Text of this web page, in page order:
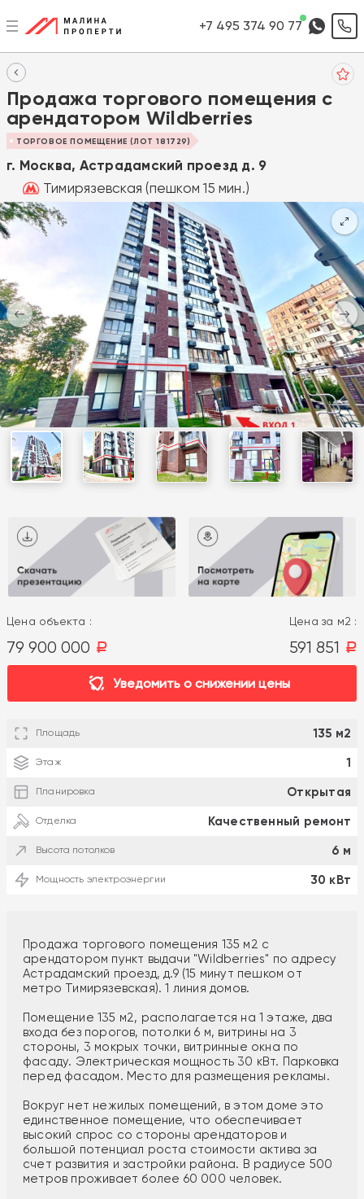
+7 495 374 90 77
Продажа торгового помещения с
арендатором Wildberries
ТОРГОВОЕ ПОМЕЩЕНИЕ (ЛОТ 181729)
г. Москва, Астрадамский проезд д. 9
Тимирязевская (пешком 15 мин.)
Цена объекта :
79 900 000 a
Цена за м2 :
591 851 a
Уведомить о снижении цены
Площадь 135 м2
Этаж 1
Планировка Открытая
Отделка Качественный ремонт
Высота потолков 6 м
Мощность электроэнергии 30 кВт
Продажа торгового помещения 135 м2 с
арендатором пункт выдачи "Wildberries" по адресу
Астрадамский проезд, д.9 (15 минут пешком от
метро Тимирязевская). 1 линия домов.
Помещение 135 м2, располагается на 1 этаже, два
входа без порогов, потолки 6 м, витрины на 3
стороны, 3 мокрых точки, витринные окна по
фасаду. Электрическая мощность 30 кВт. Парковка
перед фасадом. Место для размещения рекламы.
Вокруг нет нежилых помещений, в этом доме это
единственное помещение, что обеспечивает
высокий спрос со стороны арендаторов и
большой потенциал роста стоимости актива за
счет развития и застройки района. В радиусе 500
метров проживает более 60 000 человек.